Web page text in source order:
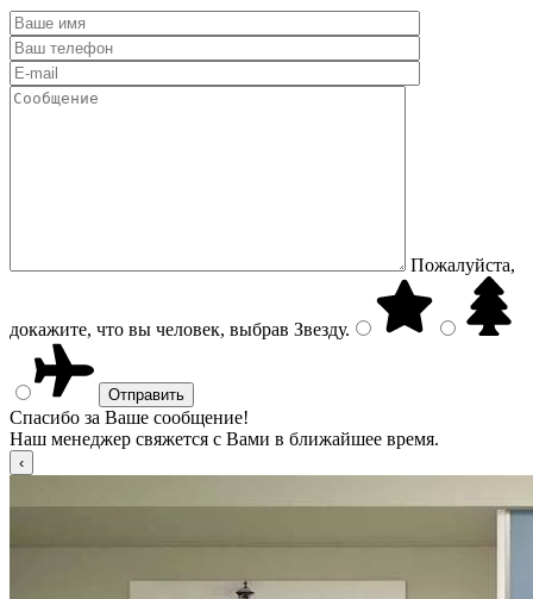
Пожалуйста,
докажите, что вы человек, выбрав Звезду.
Спасибо за Ваше сообщение!
Наш менеджер свяжется с Вами в ближайшее время.